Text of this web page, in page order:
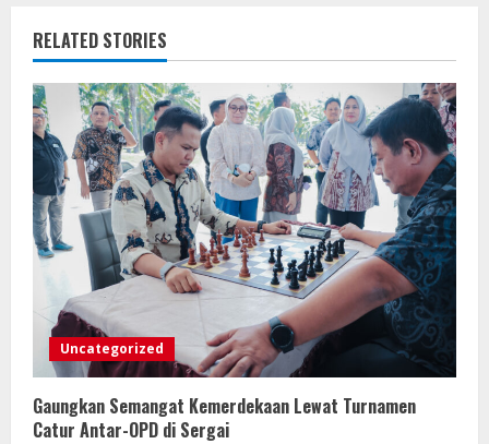
RELATED STORIES
Uncategorized
Gaungkan Semangat Kemerdekaan Lewat Turnamen
Catur Antar-OPD di Sergai